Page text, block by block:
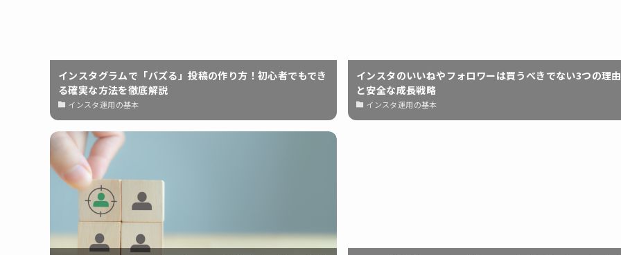
インスタグラムで「バズる」投稿の作り方！初心者でもでき
る確実な方法を徹底解説
インスタ運用の基本
インスタのいいねやフォロワーは買うべきでない3つの理由
と安全な成長戦略
インスタ運用の基本